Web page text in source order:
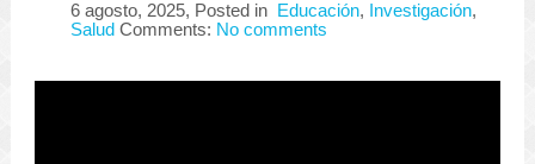
6 agosto, 2025, Posted in Educación, Investigación,
Salud Comments: No comments